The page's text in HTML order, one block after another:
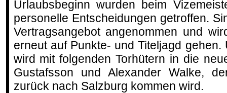
Urlaubsbeginn wurden beim
personelle Entscheidungen getroffen.
Vertragsangebot angenommen und
erneut auf Punkte- und Titeljagd
wird mit folgenden Torhütern in die
Gustafsson und Alexander Walke,
zurück nach Salzburg kommen wird.